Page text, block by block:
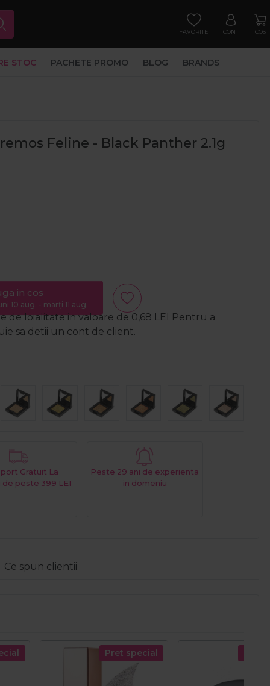
FAVORITE CONT COS
STOC PACHETE PROMO BLOG BRANDS
Feline - Black Panther 2.1g
in cos
10 aug. - marți 11 aug.
de loialitate in valoare de 0,68 LEI Pentru a
sa detii un cont de client.
Gratuit La
de peste 399 LEI
Peste 29 ani de experienta
in domeniu
Ce spun clientii
Pret special